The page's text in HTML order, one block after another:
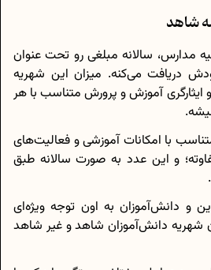
شاهد
سالانه مبلغی رو تحت عنوان
دریافت می‌کنه. میزان این شهریه
ایثارگری آموزش‌ و‌ پرورش متناسب با هر
با امکانات آموزشی و فعالیت‌های
و این عدد به صورت سالانه طبق
و دانش‌آموزان به اون توجه ویژه‌ای
شهریه دانش‌آموزان شاهد و غیر شاهد